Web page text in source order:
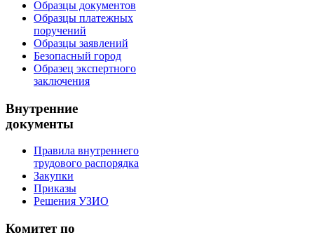
Образцы документов
Образцы платежных
поручений
Образцы заявлений
Безопасный город
Образец экспертного
заключения
Внутренние
документы
Правила внутреннего
трудового распорядка
Закупки
Приказы
Решения УЗИО
Комитет по